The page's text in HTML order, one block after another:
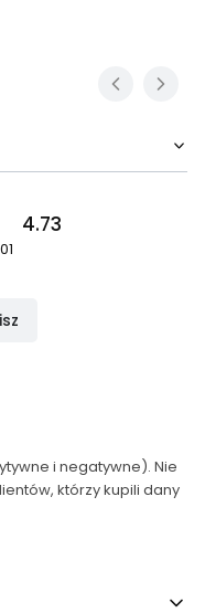
4.73
i negatywne). Nie
którzy kupili dany